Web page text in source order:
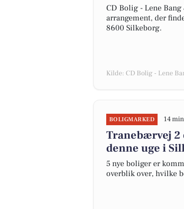
CD Bolig - Lene
arrangement, der
8600 Silkeborg.
Kilde: CD Bolig - Lene
BOLIGMARKED 14
Tranebærvej 2
denne uge i
5 nye boliger er
overblik over, hvilke